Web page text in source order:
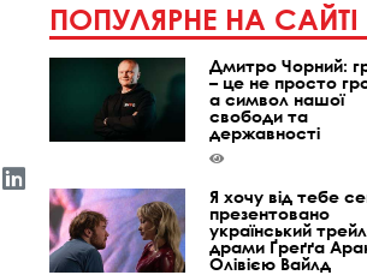
ПОПУЛЯРНЕ НА САЙТІ
Дмитро Чорний:
– це не просто
а символ нашої
свободи та
державності
Я хочу від тебе
презентовано
український
драми Ґреґґа
Олівією Вайлд